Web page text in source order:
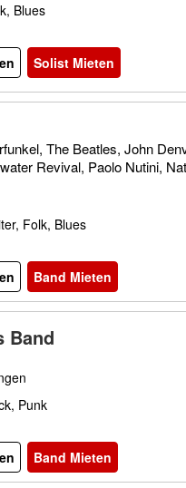
Blues
Solist Mieten
The Beatles, John
Revival, Paolo Nutini,
Folk, Blues
Band Mieten
Band
Punk
Band Mieten